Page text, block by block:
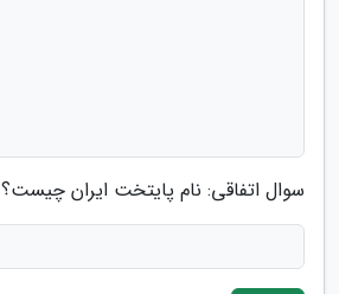
سوال اتفاقی: نام پایتخت ایران چیست؟